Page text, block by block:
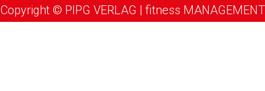
Copyright © PIPG VERLAG | fitness MANAGEMENT